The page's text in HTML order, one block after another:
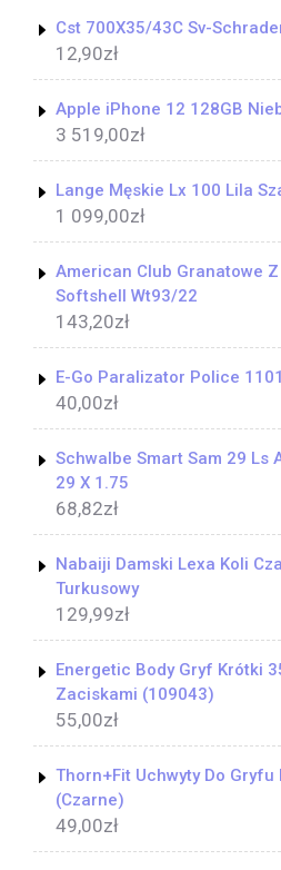
Cst 700X35/43C Sv-
12,90zł
Apple iPhone 12 128GB
3 519,00zł
Lange Męskie Lx 100 Lila
1 099,00zł
American Club Granatowe
Softshell Wt93/22
143,20zł
E-Go Paralizator Police 1101
40,00zł
Schwalbe Smart Sam 29 Ls
29 X 1.75
68,82zł
Nabaiji Damski Lexa Koli
Turkusowy
129,99zł
Energetic Body Gryf Krótki
Zaciskami (109043)
55,00zł
Thorn+Fit Uchwyty Do Gryfu
(Czarne)
49,00zł